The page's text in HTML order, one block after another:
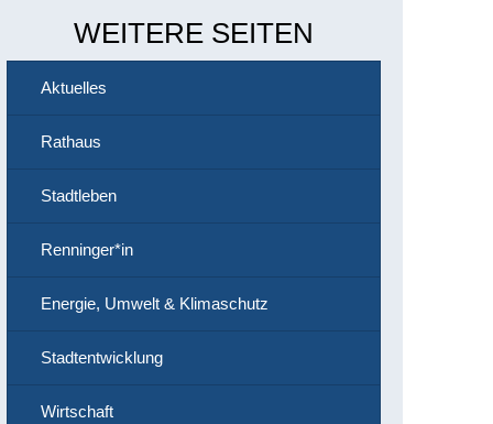
WEITERE SEITEN
Aktuelles
Rathaus
Stadtleben
Renninger*in
Energie, Umwelt & Klimaschutz
Stadtentwicklung
Wirtschaft